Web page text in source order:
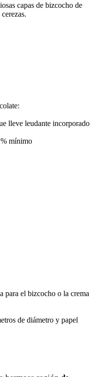
capas de bizcocho de
lleve leudante incorporado
mínimo
para el bizcocho o la crema
de diámetro y papel